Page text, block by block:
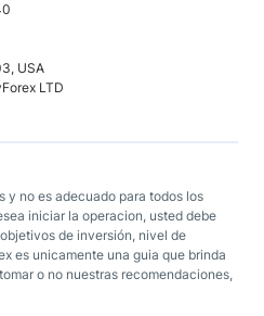
USA
LTD
y no es adecuado para todos los
iniciar la operacion, usted debe
de inversión, nivel de
es unicamente una guia que brinda
o no nuestras recomendaciones,